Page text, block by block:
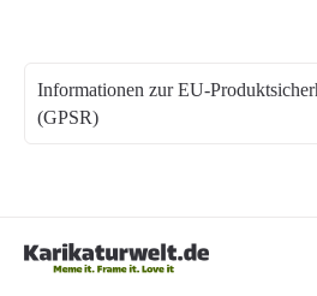
Informationen zur EU-
(GPSR)